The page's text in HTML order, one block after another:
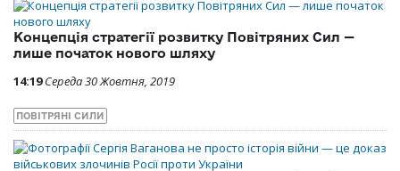
Концепція стратегії розвитку Повітряних Сил —
лише початок нового шляху
14:19 Середа 30 Жовтня, 2019
ПОВІТРЯНІ СИЛИ